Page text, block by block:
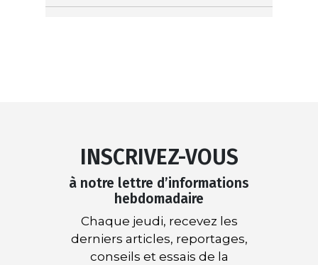
INSCRIVEZ-VOUS
à notre lettre d’informations
hebdomadaire
Chaque jeudi, recevez les
derniers articles, reportages,
conseils et essais de la